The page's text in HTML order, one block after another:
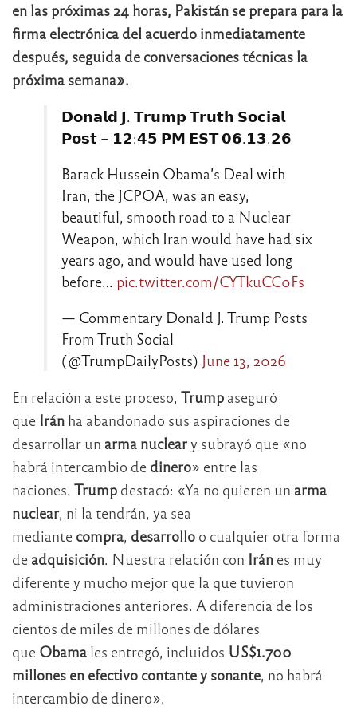
en las próximas 24 horas, Pakistán se prepara para la
firma electrónica del acuerdo inmediatamente
después, seguida de conversaciones técnicas la
próxima semana».
𝗗𝗼𝗻𝗮𝗹𝗱 𝗝. 𝗧𝗿𝘂𝗺𝗽 𝗧𝗿𝘂𝘁𝗵 𝗦𝗼𝗰𝗶𝗮𝗹
𝗣𝗼𝘀𝘁 – 𝟭𝟮:𝟰𝟱 𝗣𝗠 𝗘𝗦𝗧 𝟬𝟲.𝟭𝟯.𝟮𝟲
Barack Hussein Obama’s Deal with
Iran, the JCPOA, was an easy,
beautiful, smooth road to a Nuclear
Weapon, which Iran would have had six
years ago, and would have used long
before… pic.twitter.com/CYTkuCC0Fs
— Commentary Donald J. Trump Posts
From Truth Social
(@TrumpDailyPosts) June 13, 2026
En relación a este proceso, Trump aseguró
que Irán ha abandonado sus aspiraciones de
desarrollar un arma nucleary subrayó que «no
habrá intercambio de dinero» entre las
naciones. Trump destacó: «Ya no quieren un arma
nuclear, ni la tendrán, ya sea
mediante compra, desarrollo o cualquier otra forma
de adquisición. Nuestra relación con Irán es muy
diferente y mucho mejor que la que tuvieron
administraciones anteriores. A diferencia de los
cientos de miles de millones de dólares
que Obama les entregó, incluidos US$1.700
millones en efectivo contante y sonante, no habrá
intercambio de dinero».